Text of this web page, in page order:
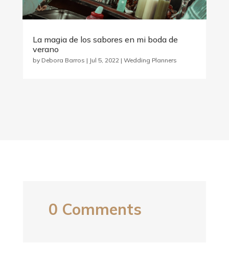
La magia de los sabores en mi boda de
verano
by Debora Barros | Jul 5, 2022| Wedding Planners
0 Comments